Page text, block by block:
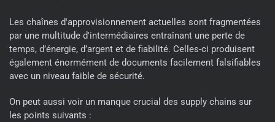
Les chaînes d'approvisionnement actuelles sont fragmentées
par une multitude d'intermédiaires entraînant une perte de
temps, d’énergie, d’argent et de fiabilité. Celles-ci produisent
également énormément de documents facilement falsifiables
avec un niveau faible de sécurité.
On peut aussi voir un manque crucial des supply chains sur
les points suivants :